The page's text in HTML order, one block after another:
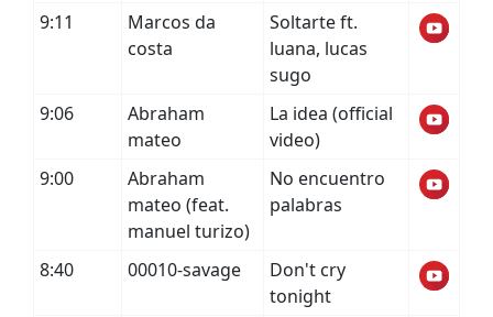
9:11
Marcos da
costa
Soltarte ft.
luana, lucas
sugo
9:06
Abraham
mateo
La idea (official
video)
9:00
Abraham
mateo (feat.
manuel turizo)
No encuentro
palabras
8:40 00010-savage
Don't cry
tonight